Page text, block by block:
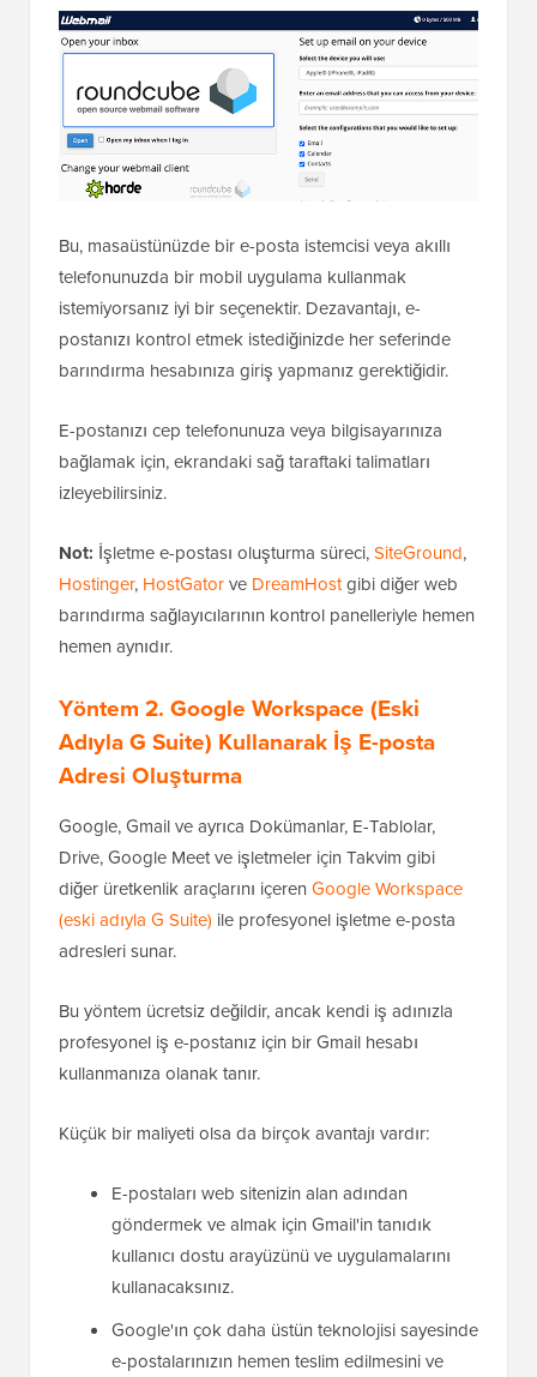
Bu, masaüstünüzde bir e-posta istemcisi veya akıllı
telefonunuzda bir mobil uygulama kullanmak
istemiyorsanız iyi bir seçenektir. Dezavantajı, e-
postanızı kontrol etmek istediğinizde her seferinde
barındırma hesabınıza giriş yapmanız gerektiğidir.
E-postanızı cep telefonunuza veya bilgisayarınıza
bağlamak için, ekrandaki sağ taraftaki talimatları
izleyebilirsiniz.
Not: İşletme e-postası oluşturma süreci,SiteGround,
Hostinger, HostGatorve DreamHostgibi diğer web
barındırma sağlayıcılarının kontrol panelleriyle hemen
hemen aynıdır.
Yöntem 2. Google Workspace (Eski
Adıyla G Suite) Kullanarak İş E-posta
Adresi Oluşturma
Google, Gmail ve ayrıca Dokümanlar, E-Tablolar,
Drive, Google Meet ve işletmeler için Takvim gibi
diğer üretkenlik araçlarını içeren Google Workspace
(eski adıyla G Suite) ile profesyonel işletme e-posta
adresleri sunar.
Bu yöntem ücretsiz değildir, ancak kendi iş adınızla
profesyonel iş e-postanız için bir Gmail hesabı
kullanmanıza olanak tanır.
Küçük bir maliyeti olsa da birçok avantajı vardır:
E-postaları web sitenizin alan adından
göndermek ve almak için Gmail'in tanıdık
kullanıcı dostu arayüzünü ve uygulamalarını
kullanacaksınız.
Google'ın çok daha üstün teknolojisi sayesinde
e-postalarınızın hemen teslim edilmesini ve